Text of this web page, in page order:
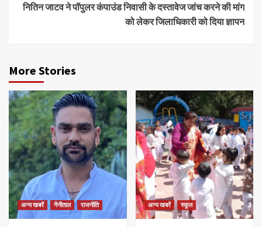
नितिन जाटव ने पॉपुलर कंपाउंड निवासी के दस्तावेज जांच करने की मांग
को लेकर जिलाधिकारी को दिया ज्ञापन
More Stories
अन्य खबरें नैनीताल राजनीति अन्य खबरें स्कूल